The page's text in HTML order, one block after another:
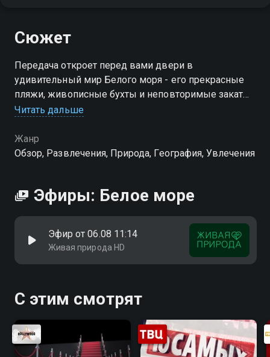
Сюжет
Передача откроет перед вами двери в
удивительный мир Белого моря - его прекрасные
пляжи, живописные бухты и неповторимые закаты.
Вы увидите, как плещутся волны, и услышите шум
Читать дальше
Жанр
Обзор, Развлечения, Природа, География, Увлечения
Эфиры: Белое море
Эфир от 06.08 11:14
Живая природа HD
С этим смотрят